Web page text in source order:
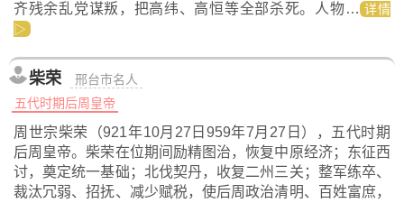
齐残余乱党谋叛，把高纬、高恒等全部杀死。人物… 详情
▷
柴荣
邢台市名人
五代时期后周皇帝
周世宗柴荣（921年10月27日959年7月27日），五代时期
后周皇帝。柴荣在位期间励精图治，恢复中原经济；东征西
讨，奠定统一基础；北伐契丹，收复二州三关；整军练卒、
裁汰冗弱、招抚、减少赋税，使后周政治清明、百姓富庶，